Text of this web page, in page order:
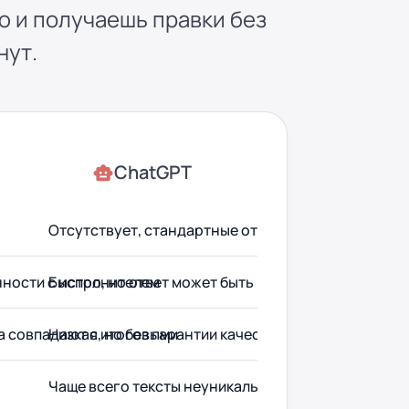
получаешь правки без
ChatGPT
Отсутствует, стандартные ответы
с исполнителем
Быстро, но ответ может быть неточным
совпадают с итоговыми
Низкая, но без гарантии качества
Чаще всего тексты неуникальны